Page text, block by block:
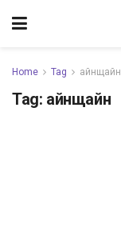
Home Tag айнщайн
Tag: айнщайн